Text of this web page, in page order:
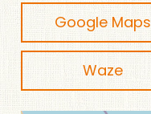
Google Maps
Waze